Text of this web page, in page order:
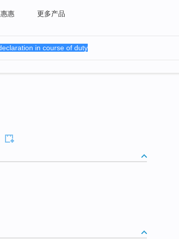
惠惠 更多产品